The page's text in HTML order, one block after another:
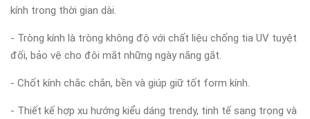
kính trong thời gian dài.
- Tròng kính là tròng không độ với chất liệu chống tia UV tuyệt
đối, bảo vệ cho đôi mắt những ngày nắng gắt.
- Chốt kính chắc chắn, bền và giúp giữ tốt form kính.
- Thiết kế hợp xu hướng kiểu dáng trendy, tinh tế sang trọng và